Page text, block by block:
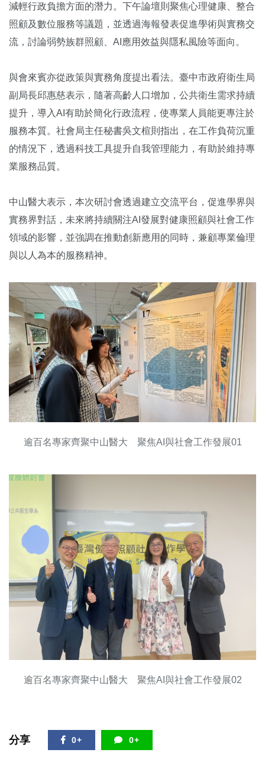
減輕行政負擔方面的潛力。下午論壇則聚焦心理健康、整合
照顧及數位服務等議題，並透過海報發表促進學術與實務交
流，討論弱勢族群照顧、AI應用效益與隱私風險等面向。
與會來賓亦從政策與實務角度提出看法。臺中市政府衛生局
副局長邱惠慈表示，隨著高齡人口增加，公共衛生需求持續
提升，導入AI有助於簡化行政流程，使專業人員能更專注於
服務本質。社會局主任秘書吳文楦則指出，在工作負荷沉重
的情況下，透過科技工具提升自我管理能力，有助於維持專
業服務品質。
中山醫大表示，本次研討會透過建立交流平台，促進學界與
實務界對話，未來將持續關注AI發展對健康照顧與社會工作
領域的影響，並強調在推動創新應用的同時，兼顧專業倫理
與以人為本的服務精神。
逾百名專家齊聚中山醫大 聚焦AI與社會工作發展01
逾百名專家齊聚中山醫大 聚焦AI與社會工作發展02
分享 0+ 0+